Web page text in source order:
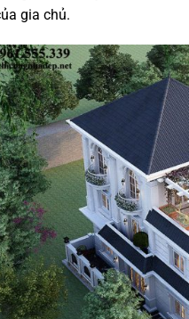
gia chủ.